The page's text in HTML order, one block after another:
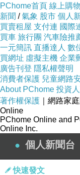
PChome首頁 線上購物
新聞 /氣象 股市 個人
買賣租屋 支付連 國際
買車 旅行團 汽車險推
一元簡訊 直播達人 數
買網址 虛擬主機 企業
廣告刊登 隱私權聲明
消費者保護 兒童網路
About PChome 投資
著作權保護 ｜網路家
Online
PChome Online and
Online Inc.
個人新聞台
快速發文